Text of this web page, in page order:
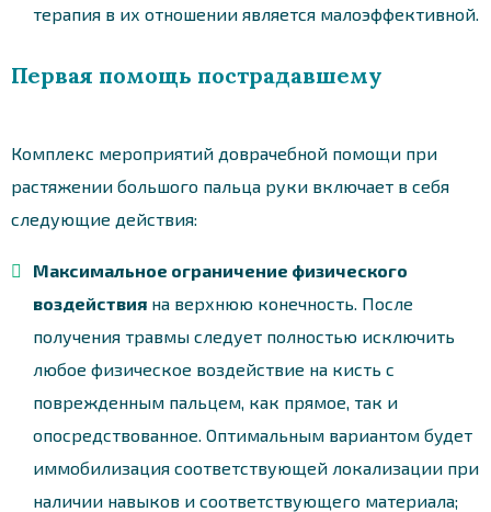
терапия в их отношении является малоэффективной.
Первая помощь пострадавшему
Комплекс мероприятий доврачебной помощи при
растяжении большого пальца руки включает в себя
следующие действия:
Максимальное ограничение физического
воздействия на верхнюю конечность. После
получения травмы следует полностью исключить
любое физическое воздействие на кисть с
поврежденным пальцем, как прямое, так и
опосредствованное. Оптимальным вариантом будет
иммобилизация соответствующей локализации при
наличии навыков и соответствующего материала;